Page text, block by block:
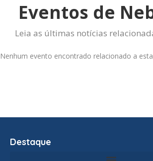
Eventos de
Leia as últimas notícias
Nenhum evento encontrado relacionado a
Destaque